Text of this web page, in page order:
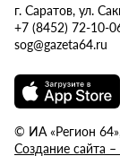
г. Саратов, ул.
+7 (8452) 72-10-
sog@gazeta64.ru
© ИА «Регион
Создание сайта